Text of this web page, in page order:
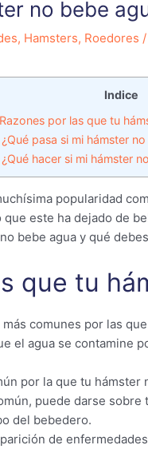
no bebe
, Hamsters, Roedores
Indice
Razones por las que tu
¿Qué pasa si mi hámster
¿Qué hacer si mi hámster
popularidad
este ha dejado de
bebe agua y qué
que tu
más comunes por las
el agua se contamine
por la que tu
puede darse
del bebedero.
de